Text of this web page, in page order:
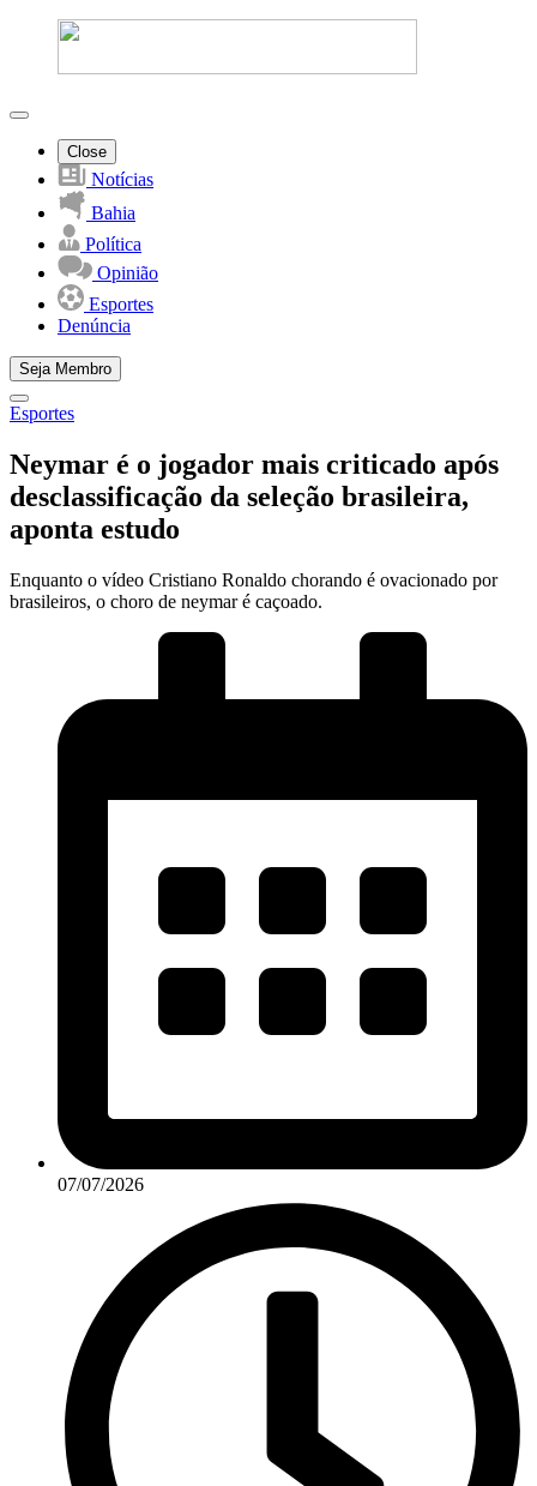
Close
Notícias
Bahia
Política
Opinião
Esportes
Denúncia
Seja Membro
Esportes
Neymar é o jogador mais criticado após
desclassificação da seleção brasileira,
aponta estudo
Enquanto o vídeo Cristiano Ronaldo chorando é ovacionado por
brasileiros, o choro de neymar é caçoado.
07/07/2026